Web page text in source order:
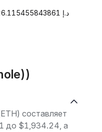
د.إ 7,026.115455843861
составляет
до $1,934.24, а